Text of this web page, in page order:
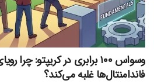
وسواس ۱۰۰ برابری در کریپتو:
فاندامنتال‌ها غلبه می‌کند؟